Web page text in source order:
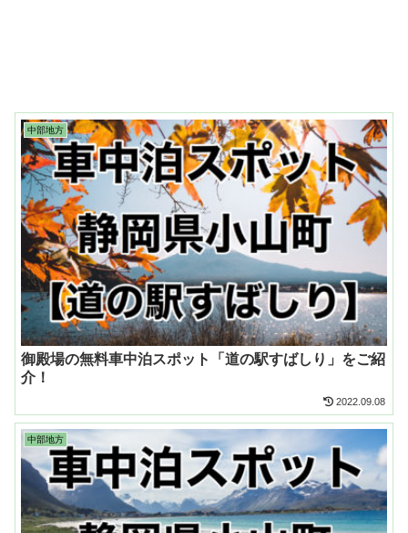
中部地方
御殿場の無料車中泊スポット「道の駅すばしり」をご紹
介！
2022.09.08
中部地方